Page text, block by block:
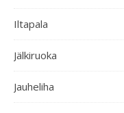
Iltapala
Jälkiruoka
Jauheliha